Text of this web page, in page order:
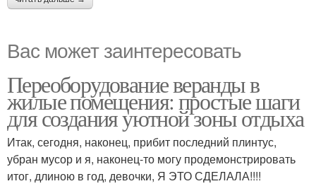
Вас может заинтересовать
Переоборудование веранды в
жилые помещения: простые шаги
для создания уютной зоны отдыха
Итак, сегодня, наконец, прибит последний плинтус,
убран мусор и я, наконец-то могу продемонстрировать
итог, длиною в год, девочки, Я ЭТО СДЕЛАЛА!!!!